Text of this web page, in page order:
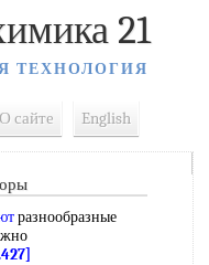
21
ТЕХНОЛОГИЯ
О сайте English
разнообразные